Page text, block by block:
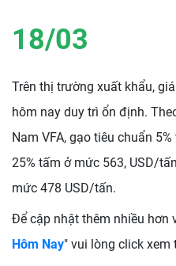
18/03
Trên thị trường xuất khẩu,
hôm nay duy trì ổn định.
Nam VFA, gạo tiêu chuẩn
25% tấm ở mức 563, USD/
mức 478 USD/tấn.
Để cập nhật thêm nhiều hơn
Hôm Nay" vui lòng click xem